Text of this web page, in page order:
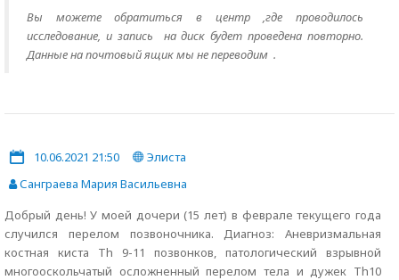
Вы можете обратиться в центр ,где проводилось
исследование, и запись на диск будет проведена повторно.
Данные на почтовый ящик мы не переводим .
10.06.2021 21:50
Элиста
Санграева Мария Васильевна
Добрый день! У моей дочери (15 лет) в феврале текущего года
случился перелом позвоночника. Диагноз: Аневризмальная
костная киста Th 9-11 позвонков, патологический взрывной
многооскольчатый осложненный перелом тела и дужек Th10